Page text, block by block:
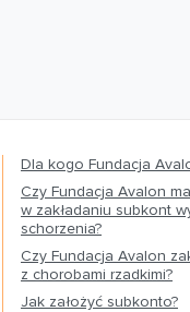
Dla kogo Fundacja
Czy Fundacja Avalon
w zakładaniu subkont
schorzenia?
Czy Fundacja Avalon
z chorobami rzadkimi?
Jak założyć subkonto?